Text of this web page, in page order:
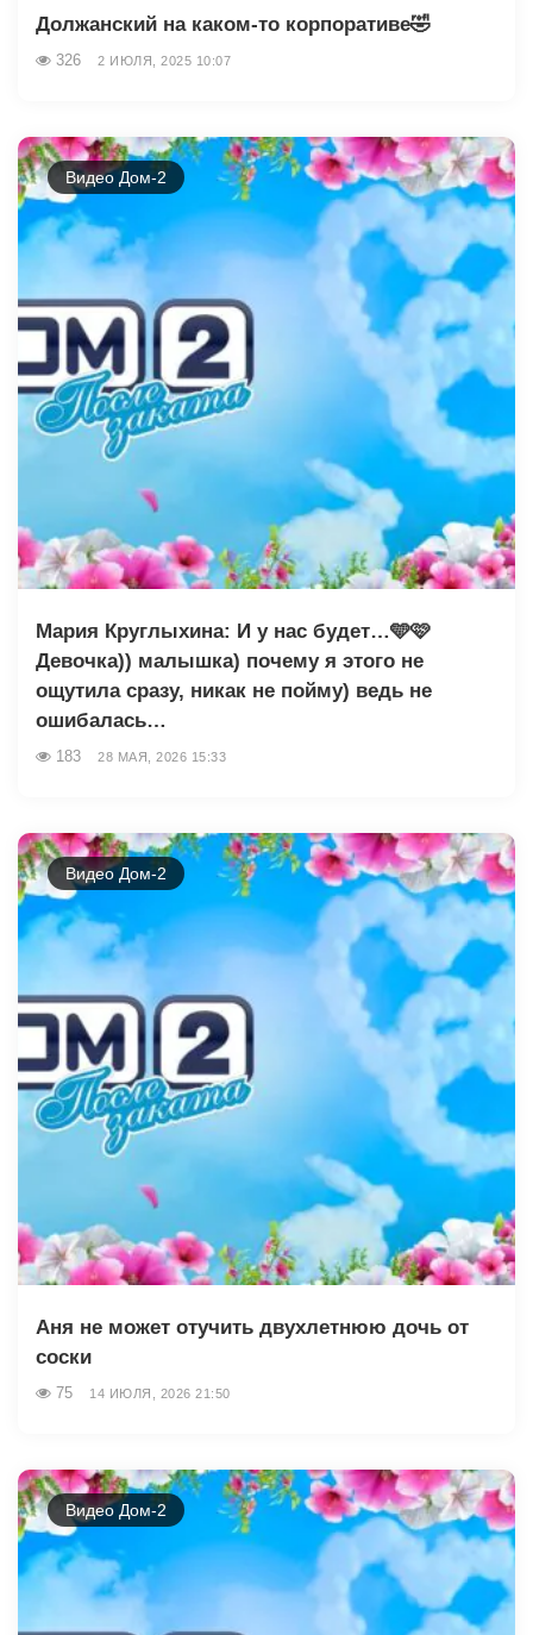
Должанский на каком-то корпоративе🤣
326 2 ИЮЛЯ, 2025 10:07
Видео Дом-2
Мария Круглыхина: И у нас будет…🩵🩷
Девочка)) малышка) почему я этого не
ощутила сразу, никак не пойму) ведь не
ошибалась…
183 28 МАЯ, 2026 15:33
Видео Дом-2
Аня не может отучить двухлетнюю дочь от
соски
75 14 ИЮЛЯ, 2026 21:50
Видео Дом-2